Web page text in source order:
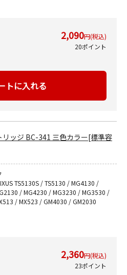
2,090円(税込)
20ポイント
リッジ BC-341 三色カラー[標準容
TS5130S / TS5130 / MG4130 /
/ MG4230 / MG3230 / MG3530 /
/ MX523 / GM4030 / GM2030
2,360円(税込)
23ポイント